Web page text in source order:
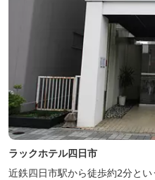
ラックホテル四日市
近鉄四日市駅から徒歩約2分とい